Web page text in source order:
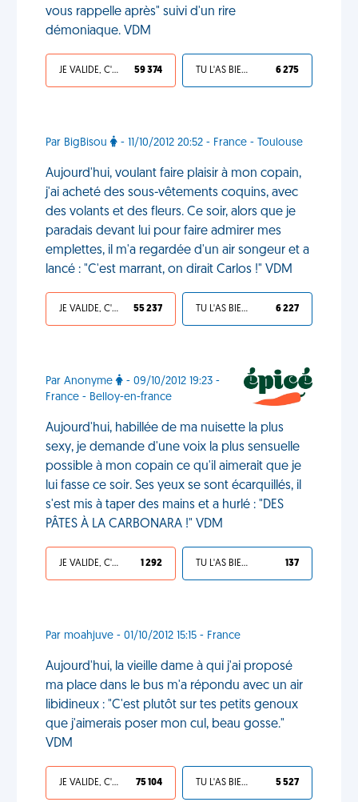
vous rappelle après" suivi d'un rire
démoniaque. VDM
JE VALIDE, C'EST UNE VDM 59 374 TU L'AS BIEN MÉRITÉ 6 275
Par BigBisou - 11/10/2012 20:52 - France - Toulouse
Aujourd'hui, voulant faire plaisir à mon copain,
j'ai acheté des sous-vêtements coquins, avec
des volants et des fleurs. Ce soir, alors que je
paradais devant lui pour faire admirer mes
emplettes, il m'a regardée d'un air songeur et a
lancé : "C'est marrant, on dirait Carlos !" VDM
JE VALIDE, C'EST UNE VDM 55 237 TU L'AS BIEN MÉRITÉ 6 227
Par Anonyme
- 09/10/2012 19:23 -
France - Belloy-en-france
Aujourd'hui, habillée de ma nuisette la plus
sexy, je demande d'une voix la plus sensuelle
possible à mon copain ce qu'il aimerait que je
lui fasse ce soir. Ses yeux se sont écarquillés, il
s'est mis à taper des mains et a hurlé : "DES
PÂTES À LA CARBONARA !" VDM
JE VALIDE, C'EST UNE VDM 1 292 TU L'AS BIEN MÉRITÉ 137
Par moahjuve - 01/10/2012 15:15 - France
Aujourd'hui, la vieille dame à qui j'ai proposé
ma place dans le bus m'a répondu avec un air
libidineux : "C'est plutôt sur tes petits genoux
que j'aimerais poser mon cul, beau gosse."
VDM
JE VALIDE, C'EST UNE VDM 75 104 TU L'AS BIEN MÉRITÉ 5 527